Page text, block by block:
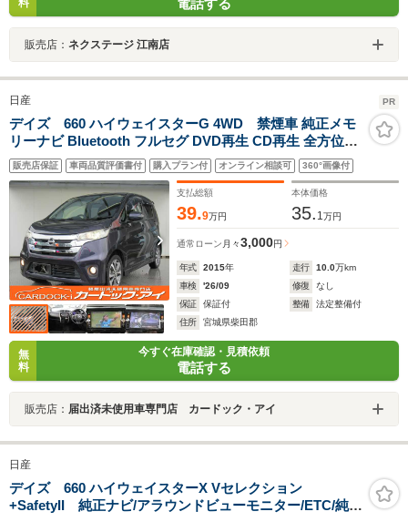
料
電話する
販売店： ネクステージ 江南店
日産 PR
デイズ 660 ハイウェイスターG 4WD 禁煙車 純正メモ
リーナビ Bluetooth フルセグ DVD再生 CD再生 全方位モ
ニター シートヒーター ドライブレコーダー HIDヘッドラ
ンプ フォグランプ オートライト 純正15インチアルミ
販売店保証 車両品質評価書付 購入プラン付 オンライン相談可 360°画像付
支払総額
39.9万円
本体価格
35. 1万円
通常ローン 月々3,000円
年式 2015年 走行 10.0万km
車検
'26/09 修復
なし
保証
保証付 整備
法定整備付
住所
宮城県柴田郡
無
料
今すぐ在庫確認・見積依頼
電話する
販売店： 届出済未使用車専門店 カードック・アイ
日産
デイズ 660 ハイウェイスターX Vセレクション
+SafetyII 純正ナビ/アラウンドビューモニター/ETC/純正